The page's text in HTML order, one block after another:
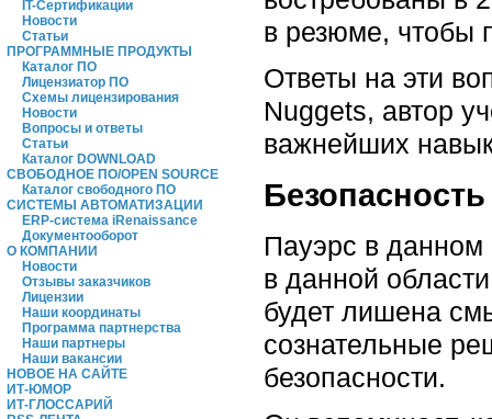
IT-Сертификации
Новости
Статьи
ПРОГРАММНЫЕ ПРОДУКТЫ
Каталог ПО
Лицензиатор ПО
Схемы лицензирования
Новости
Вопросы и ответы
Статьи
Каталог DOWNLOAD
СВОБОДНОЕ ПО/OPEN SOURCE
Каталог свободного ПО
СИСТЕМЫ АВТОМАТИЗАЦИИ
ERP-система iRenaissance
Документооборот
О КОМПАНИИ
Новости
Отзывы заказчиков
Лицензии
Наши координаты
Программа партнерства
Наши партнеры
Наши вакансии
НОВОЕ НА САЙТЕ
ИТ-ЮМОР
ИТ-ГЛОССАРИЙ
в резюме, чтобы
Ответы на эти
Nuggets, автор
важнейших
Безопасность
Пауэрс в данном
в данной
будет лишена
сознательные
безопасности.